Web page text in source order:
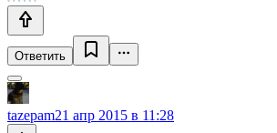
Ответить
tazepam21 апр 2015 в 11:28